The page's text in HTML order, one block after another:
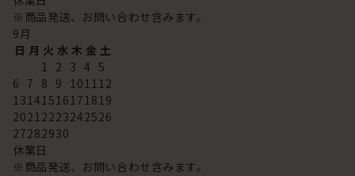
※商品発送、お問い合わせ含みます。
9月
日 月 火 水 木 金 土
1 2 3 4 5
6 7 8 9 101112
13141516171819
20212223242526
27282930
休業日
※商品発送、お問い合わせ含みます。